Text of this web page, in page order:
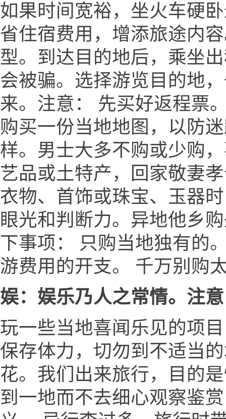
如果时间宽裕，坐火车硬
省住宿费用，增添旅途内
型。到达目的地后，乘坐
会被骗。选择游览目的地
来。注意： 先买好返程票
购买一份当地地图，以防
样。男士大多不购或少购
艺品或土特产，回家敬妻
衣物、首饰或珠宝、玉器
眼光和判断力。异地他乡
下事项： 只购当地独有的
游费用的开支。 千万别购
娱：娱乐乃人之常情。注
玩一些当地喜闻乐见的项
保存体力，切勿到不适当
花。我们出来旅行，目的
到一地而不去细心观察鉴